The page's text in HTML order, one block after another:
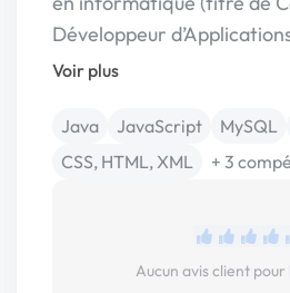
Développeur
Voir plus
Java JavaScript MySQL
CSS, HTML, XML
+ 3
Aucun avis client